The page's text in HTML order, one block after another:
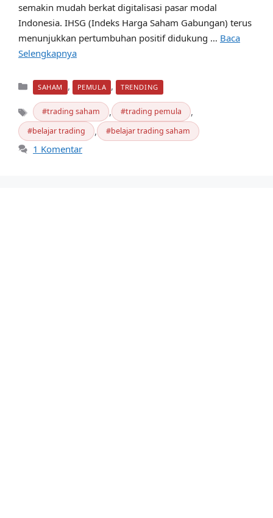
semakin mudah berkat digitalisasi pasar modal
Indonesia. IHSG (Indeks Harga Saham Gabungan) terus
menunjukkan pertumbuhan positif didukung … Baca
Selengkapnya
Kategori
SAHAM , PEMULA , TRENDING
Tag
trading saham , trading pemula ,
belajar trading , belajar trading saham
1 Komentar